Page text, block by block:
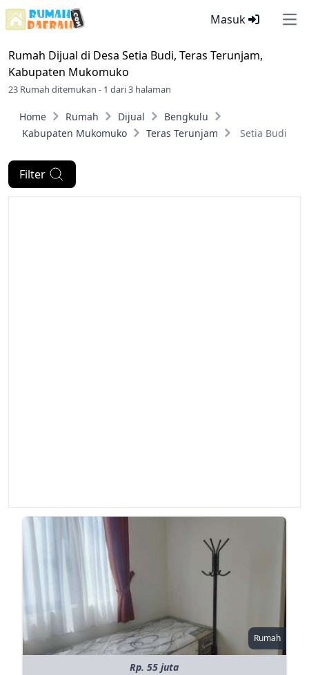
Masuk
Rumah Dijual di Desa Setia Budi, Teras Terunjam,
Kabupaten Mukomuko
23 Rumah ditemukan - 1 dari 3 halaman
Home Rumah Dijual
Bengkulu
Kabupaten Mukomuko
Teras Terunjam Setia Budi
Filter
Rumah
Rp. 55 juta